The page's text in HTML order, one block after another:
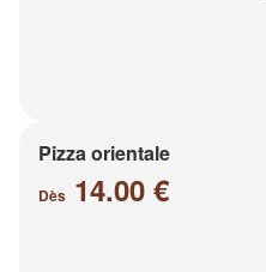
Pizza orientale
Dès 14.00 €